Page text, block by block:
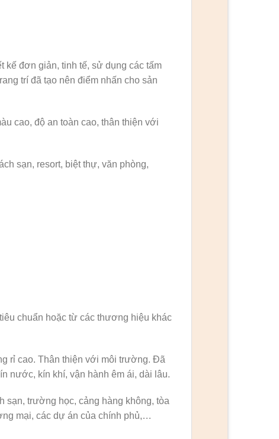
kế đơn giản, tinh tế, sử dụng các tấm
trí đã tạo nên điểm nhấn cho sản
cao, độ an toàn cao, thân thiện với
sạn, resort, biệt thự, văn phòng,
chuẩn hoặc từ các thương hiệu khác
rỉ cao. Thân thiện với môi trường. Đã
nước, kín khí, vận hành êm ái, dài lâu.
sạn, trường học, cảng hàng không, tòa
mại, các dự án của chính phủ,…